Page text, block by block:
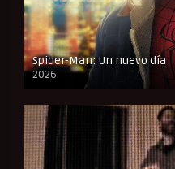
Spider-Man: Un nuevo día
2026
CAM